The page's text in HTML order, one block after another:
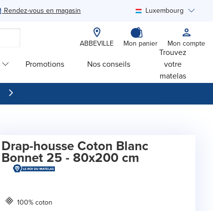
Rendez-vous en magasin Luxembourg
ABBEVILLE Mon panier Mon compte
Promotions Nos conseils
Trouvez
votre
matelas
Drap-housse Coton Blanc
Bonnet 25 - 80x200 cm
100% coton